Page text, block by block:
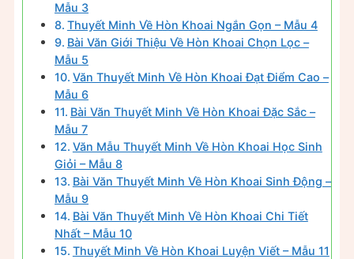
Mẫu 3
Thuyết Minh Về Hòn Khoai Ngắn Gọn – Mẫu 4
Bài Văn Giới Thiệu Về Hòn Khoai Chọn Lọc –
Mẫu 5
Văn Thuyết Minh Về Hòn Khoai Đạt Điểm Cao –
Mẫu 6
Bài Văn Thuyết Minh Về Hòn Khoai Đặc Sắc –
Mẫu 7
Văn Mẫu Thuyết Minh Về Hòn Khoai Học Sinh
Giỏi – Mẫu 8
Bài Văn Thuyết Minh Về Hòn Khoai Sinh Động –
Mẫu 9
Bài Văn Thuyết Minh Về Hòn Khoai Chi Tiết
Nhất – Mẫu 10
Thuyết Minh Về Hòn Khoai Luyện Viết – Mẫu 11